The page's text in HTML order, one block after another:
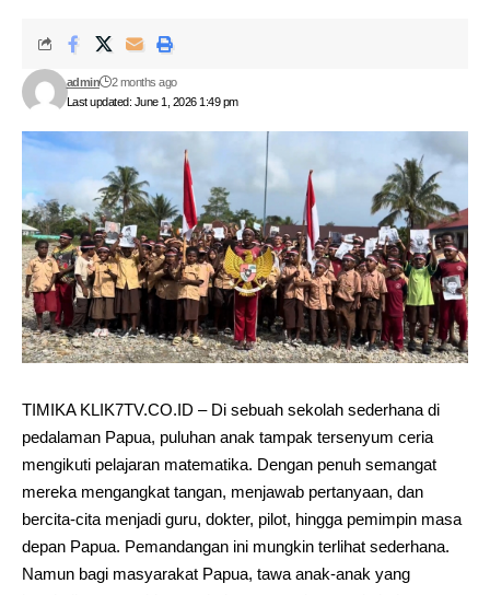
Last updated: June 1, 2026 1:49 pm
admin 2 months ago
TIMIKA KLIK7TV.CO.ID – Di sebuah sekolah sederhana di
pedalaman Papua, puluhan anak tampak tersenyum ceria
mengikuti pelajaran matematika. Dengan penuh semangat
mereka mengangkat tangan, menjawab pertanyaan, dan
bercita-cita menjadi guru, dokter, pilot, hingga pemimpin masa
depan Papua. Pemandangan ini mungkin terlihat sederhana.
Namun bagi masyarakat Papua, tawa anak-anak yang